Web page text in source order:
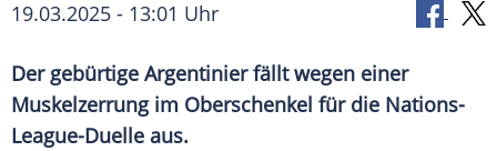
19.03.2025 - 13:01 Uhr
Der gebürtige Argentinier fällt wegen einer
Muskelzerrung im Oberschenkel für die Nations-
League-Duelle aus.